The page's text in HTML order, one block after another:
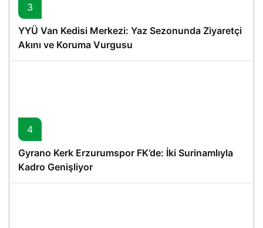
3
YYÜ Van Kedisi Merkezi: Yaz Sezonunda Ziyaretçi
Akını ve Koruma Vurgusu
4
Gyrano Kerk Erzurumspor FK’de: İki Surinamlıyla
Kadro Genişliyor